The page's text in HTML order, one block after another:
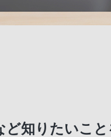
ど知りたいこ